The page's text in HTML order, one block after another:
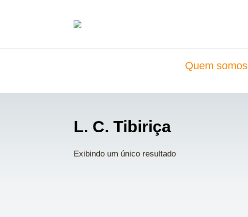
Quem somos
L. C. Tibiriça
Exibindo um único resultado